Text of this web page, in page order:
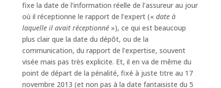
fixe la date de l’information réelle de l’assureur au jour
où il réceptionne le rapport de l’expert (« date à
laquelle il avait réceptionné»), ce qui est beaucoup
plus clair que la date du dépôt, ou de la
communication, du rapport de l’expertise, souvent
visée mais pas très explicite. Et, il en va de même du
point de départ de la pénalité, fixé à juste titre au 17
novembre 2013 (et non pas à la date fantaisiste du 5